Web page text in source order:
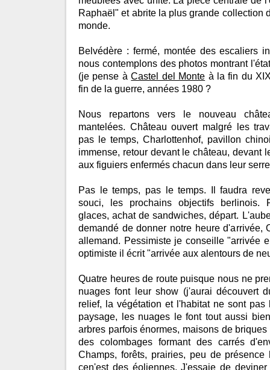
Raphaël" et abrite la plus grande collection
monde.
Belvédère : fermé, montée des escaliers
nous contemplons des photos montrant
(je pense àCastel del Monte à la fin du
fin de la guerre, années 1980 ?
Nous repartons vers le nouveau
mantelées. Château ouvert malgré les
pas le temps, Charlottenhof, pavillon
immense, retour devant le château, devant
aux figuiers enfermés chacun dans leur
Pas le temps, pas le temps. Il faudra
souci, les prochains objectifs berlinois.
glaces, achat de sandwiches, départ.
demandé de donner notre heure d'arrivée,
allemand. Pessimiste je conseille "arrivée
optimiste il écrit "arrivée aux alentours de
Quatre heures de route puisque nous ne
nuages font leur show (j'aurai découvert
relief, la végétation et l'habitat ne sont
paysage, les nuages le font tout aussi
arbres parfois énormes, maisons de
des colombages formant des carrés
Champs, forêts, prairies, peu de
cen'est des éoliennes. J'essaie de